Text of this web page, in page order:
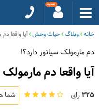
خانه وبلاگ حیات وحش آیا واقعا
دم مارمولک سیانور دارد؟!
آیا واقعا دم
325رای شما